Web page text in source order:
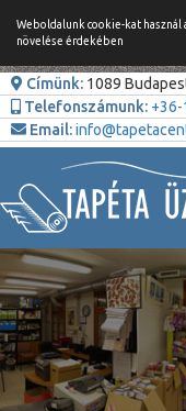
Weboldalunk cookie-kat használ
növelése érdekében
Címünk: 1089
Telefonszámunk:
Email: